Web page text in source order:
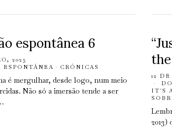
espontânea 6
2025
ESPONTÂNEA · CRÓNICAS
é mergulhar, desde logo, num meio
Não só a imersão tende a ser
the
12
IT'S